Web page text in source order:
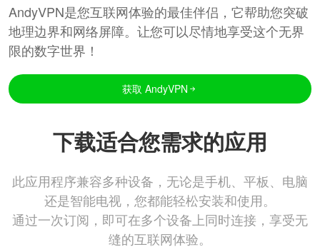
AndyVPN是您互联网体验的最佳伴侣，它帮助您突破
地理边界和网络屏障。让您可以尽情地享受这个无界
限的数字世界！
获取 AndyVPN
下载适合您需求的应用
此应用程序兼容多种设备，无论是手机、平板、电脑
还是智能电视，您都能轻松安装和使用。
通过一次订阅，即可在多个设备上同时连接，享受无
缝的互联网体验。